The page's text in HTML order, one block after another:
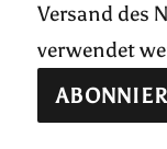
Versand des
verwendet